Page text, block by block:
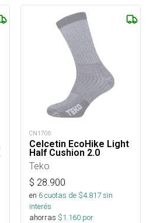
CN1706
Celcetin EcoHike Light
Half Cushion 2.0
Teko
$ 28.900
en 6cuotas de $4.817sin
interés
ahorras $1.160 por